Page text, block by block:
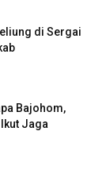
di Sergai
Bajohom,
Jaga